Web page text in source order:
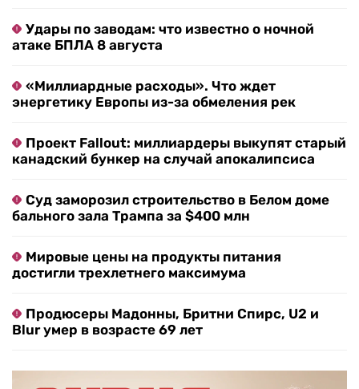
Удары по заводам: что известно о ночной
атаке БПЛА 8 августа
«Миллиардные расходы». Что ждет
энергетику Европы из-за обмеления рек
Проект Fallout: миллиардеры выкупят старый
канадский бункер на случай апокалипсиса
Суд заморозил строительство в Белом доме
бального зала Трампа за $400 млн
Мировые цены на продукты питания
достигли трехлетнего максимума
Продюсеры Мадонны, Бритни Спирс, U2 и
Blur умер в возрасте 69 лет